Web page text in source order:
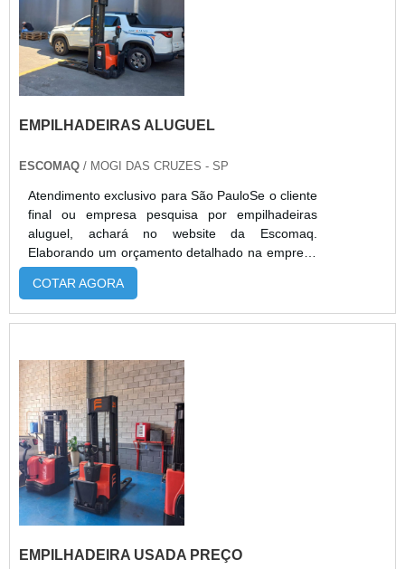
EMPILHADEIRAS ALUGUEL
ESCOMAQ / MOGI DAS CRUZES - SP
Atendimento exclusivo para São PauloSe o cliente
final ou empresa pesquisa por empilhadeiras
aluguel, achará no website da Escomaq.
Elaborando um orçamento detalhado na empresa
mais qualificada do mercado e encontrando a
melhor referência em qualidade.Quando a
profissionais especializados da Escomaq atingirá
resultados dos clientes.MAIS DETALHES SOBRE
EMPILHAD...
COTAR AGORA
EMPILHADEIRA USADA PREÇO